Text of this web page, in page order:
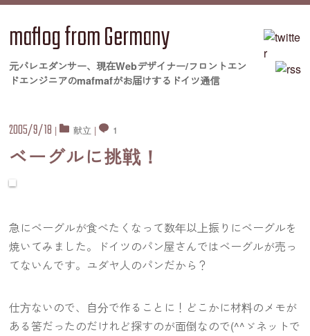
maflog from Germany
元バレエダンサー、現在Webデザイナー/フロントエン
ドエンジニアのmafmafがお届けするドイツ通信
2005/9/18 | 献立 | 1
ベーグルに挑戦！
急にベーグルが食べたくなって数年以上振りにベーグルを
焼いてみました。ドイツのパン屋さんではベーグルが売っ
てないんです。ユダヤ人のパンだから？
仕方ないので、自分で作ることに！どこかに材料のメモが
ある筈だったのだけれど探すのが面倒なので(^^ゞネットで